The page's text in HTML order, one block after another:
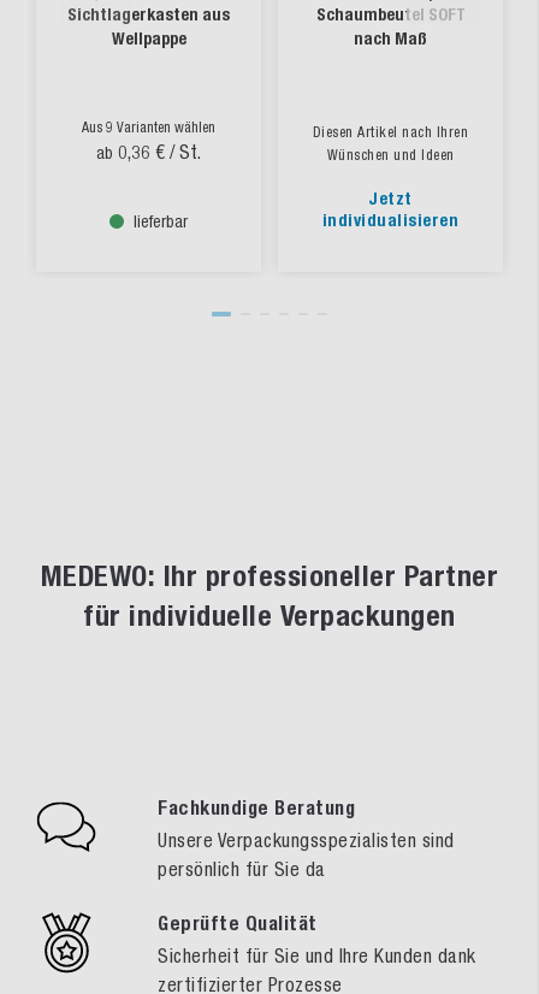
Sichtlagerkasten aus
Wellpappe
Aus 9 Varianten wählen
ab 0,36 € / St.
lieferbar
Schaumbeutel SOFT
nach Maß
Diesen Artikel nach Ihren
Wünschen und Ideen
Jetzt
individualisieren
MEDEWO: Ihr professioneller Partner
für individuelle Verpackungen
Fachkundige Beratung
Unsere Verpackungsspezialisten sind
persönlich für Sie da
Geprüfte Qualität
Sicherheit für Sie und Ihre Kunden dank
zertifizierter Prozesse